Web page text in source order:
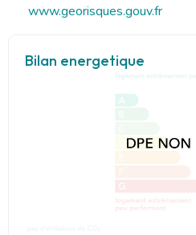
www.georisques.gouv.fr
Bilan energetique